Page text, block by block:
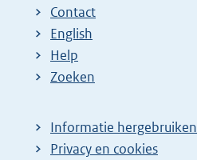
Contact
English
Help
Zoeken
Informatie hergebruiken
Privacy en cookies